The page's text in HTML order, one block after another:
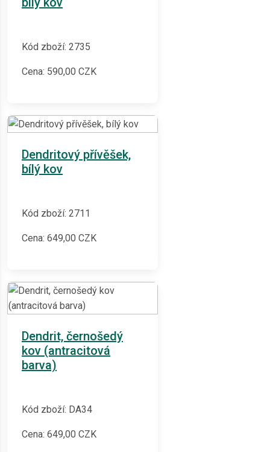
Kód zboží: 2735
Cena: 590,00 CZK
Dendritový přívěšek,
bílý kov
Kód zboží: 2711
Cena: 649,00 CZK
Dendrit, černošedý
kov (antracitová
barva)
Kód zboží: DA34
Cena: 649,00 CZK